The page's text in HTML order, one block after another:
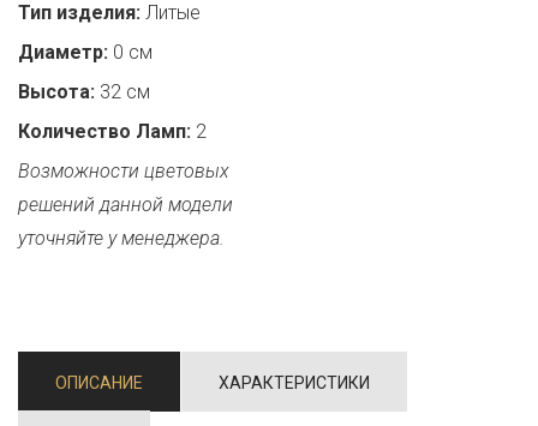
Тип изделия: Литые
Диаметр: 0 см
Высота: 32 см
Количество Ламп: 2
Возможности цветовых
решений данной модели
уточняйте у менеджера.
ОПИСАНИЕ ХАРАКТЕРИСТИКИ